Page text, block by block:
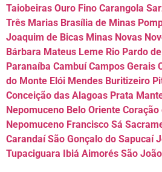
Taiobeiras Ouro Fino Carangola
Três Marias Brasília de Minas
Joaquim de Bicas Minas Novas
Bárbara Mateus Leme Rio Pardo
Paranaíba Cambuí Campos Gerais
do Monte Elói Mendes Buritizeiro
Conceição das Alagoas Prata
Nepomuceno Belo Oriente
Nepomuceno Francisco Sá
Carandaí São Gonçalo do Sapucaí
Tupaciguara Ibiá Aimorés São